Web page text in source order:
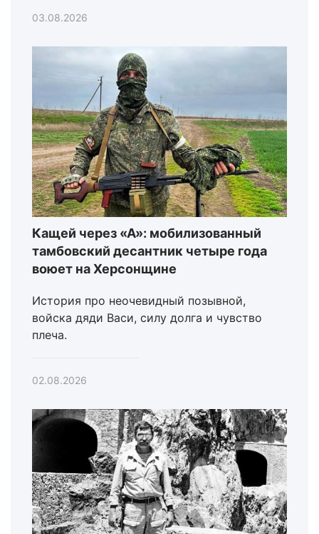
03.08.2026
Кащей через «А»: мобилизованный
тамбовский десантник четыре года
воюет на Херсонщине
История про неочевидный позывной,
войска дяди Васи, силу долга и чувство
плеча.
02.08.2026